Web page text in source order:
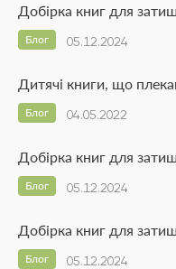
Добірка книг для
05.12.2024
Блог
Дитячі книги, що
04.05.2022
Блог
Добірка книг для
05.12.2024
Блог
Добірка книг для
05.12.2024
Блог